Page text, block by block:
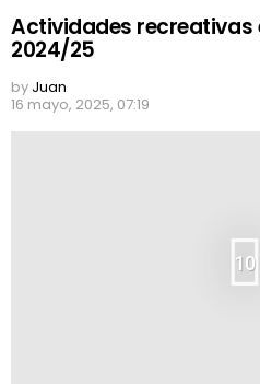
Actividades recreativas
2024/25
by Juan
16 mayo, 2025, 07:19
10